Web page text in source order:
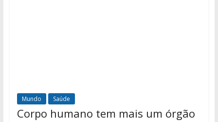
Mundo Saúde
Corpo humano tem mais um órgão